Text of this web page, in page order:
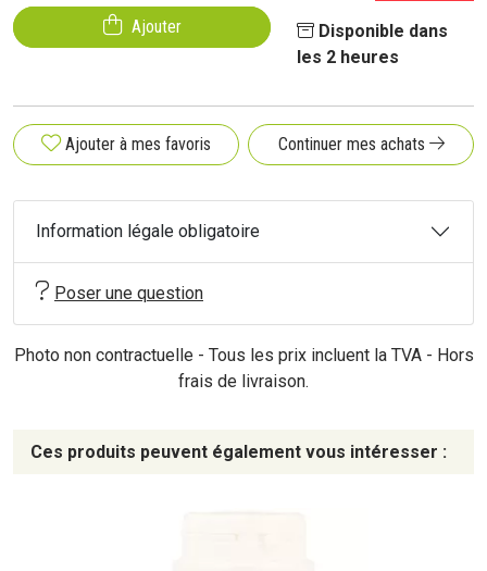
Ajouter
Disponible dans
les 2 heures
Ajouter à mes favoris Continuer mes achats
Information légale obligatoire
Poser une question
Photo non contractuelle - Tous les prix incluent la TVA - Hors
frais de livraison.
Ces produits peuvent également vous intéresser :